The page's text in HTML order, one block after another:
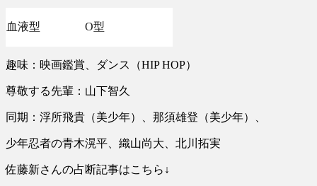
血液型 O型
趣味：映画鑑賞、ダンス（HIP HOP）
尊敬する先輩：山下智久
同期：浮所飛貴（美少年）、那須雄登（美少年）、
少年忍者の青木滉平、織山尚大、北川拓実
佐藤新さんの占断記事はこちら↓